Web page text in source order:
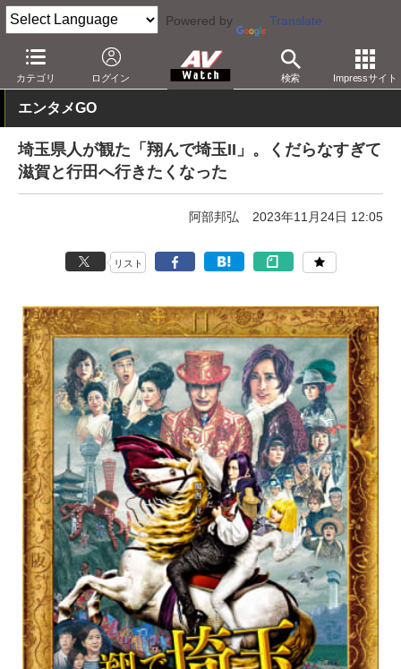
Powered by Translate
カテゴリ ログイン 検索 Impressサイト
AV Watch コンテンツ・サービス 映画 映画作品
エンタメGO
埼玉県人が観た「翔んで埼玉II」。くだらなすぎて
滋賀と行田へ行きたくなった
阿部邦弘 2023年11月24日 12:05
リスト